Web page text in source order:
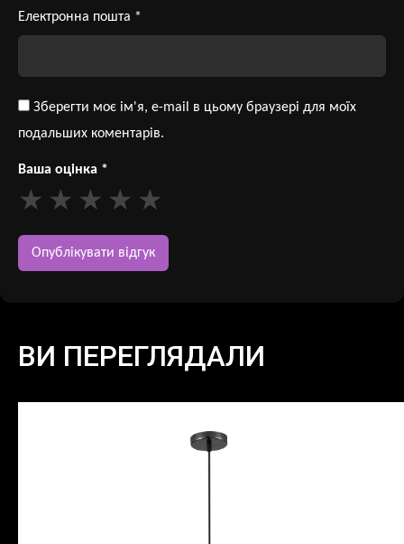
Електронна пошта *
Зберегти моє ім'я, e-mail в цьому браузері для моїх
подальших коментарів.
Ваша оцінка *
ВИ ПЕРЕГЛЯДАЛИ